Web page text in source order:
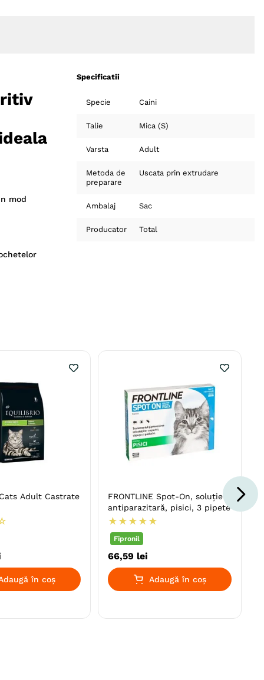
mod
Specificatii
Specie Caini
Talie Mica (S)
Varsta Adult
Metoda de
preparare
Uscata prin extrudare
Ambalaj Sac
Producator Total
Adult Castrate
în coș
FRONTLINE Spot-On, soluție
antiparazitară, pisici, 3 pipete
★ ★ ★ ★ ★
Fipronil
66,59 lei
Adaugă în coș